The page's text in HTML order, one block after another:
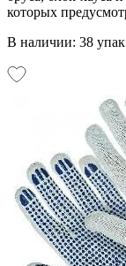
которых
В наличии: 38 упак